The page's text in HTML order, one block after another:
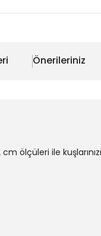
Önerileriniz
ölçüleri ile